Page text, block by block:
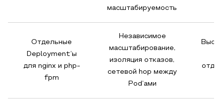
масштабируемость
Отдельные
Deployment’ы
для nginx и php-
fpm
Независимое
масштабирование,
изоляция отказов,
сетевой hop между
Pod’ами